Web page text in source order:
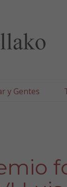
y Gentes